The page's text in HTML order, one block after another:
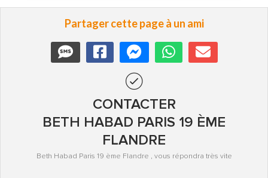
Partager cette page à un ami
CONTACTER
BETH HABAD PARIS 19 ÈME
FLANDRE
Beth Habad Paris 19 ème Flandre , vous répondra très vite